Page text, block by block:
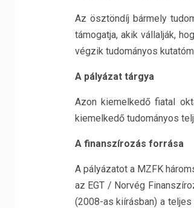
Az ösztöndíj bármely
támogatja, akik vállalják,
végzik tudományos
A pályázat tárgya
Azon kiemelkedő fiatal
kiemelkedő tudományos
A finanszírozás forrása
A pályázatot a MZFK
az EGT / Norvég
(2008-as kiírásban) a